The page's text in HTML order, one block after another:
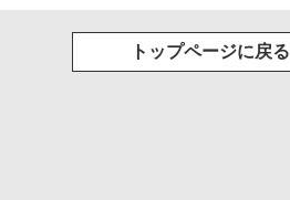
トップページに戻る